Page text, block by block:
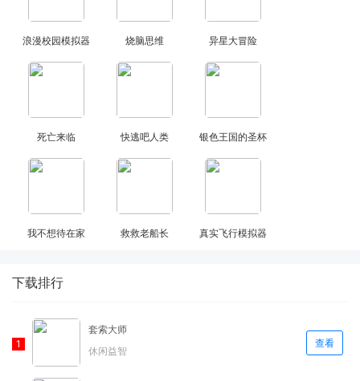
浪漫校园模拟器 烧脑思维 异星大冒险
死亡来临 快逃吧人类 银色王国的圣杯
我不想待在家 救救老船长 真实飞行模拟器
下载排行
套索大师
休闲益智
查看